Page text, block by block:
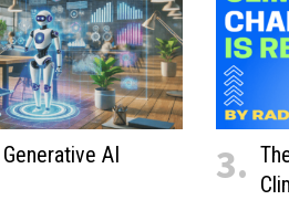
AI 3.